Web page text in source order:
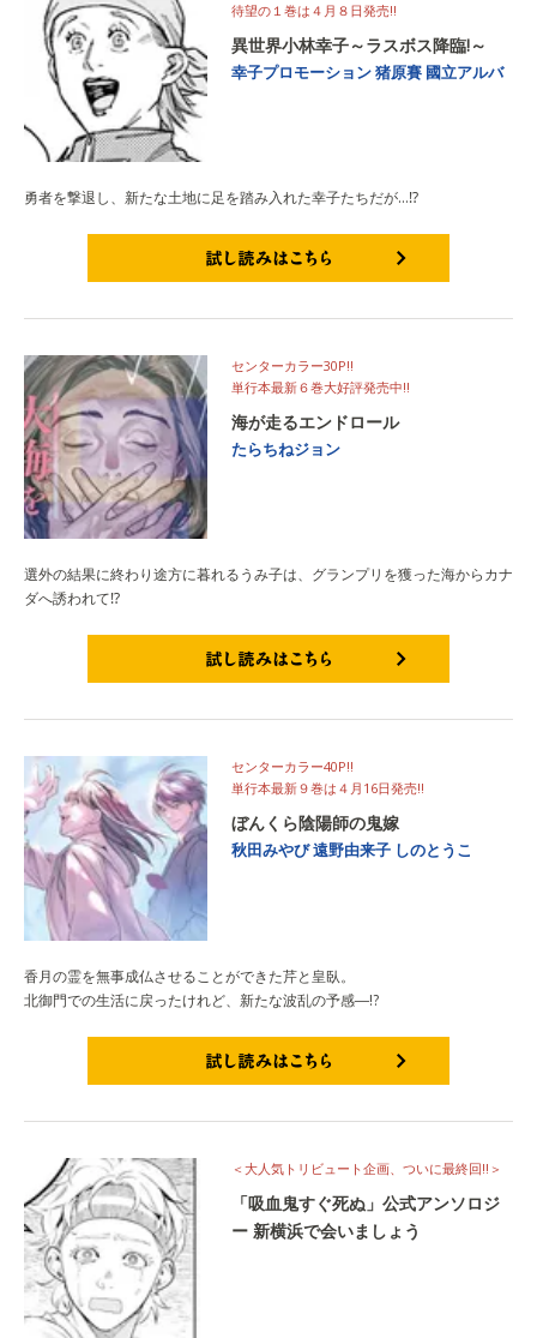
待望の１巻は４月８日発売!!
異世界小林幸子～ラスボス降臨!～
幸子プロモーション猪原賽 國立アルバ
勇者を撃退し、新たな土地に足を踏み入れた幸子たちだが…⁉
センターカラー30P!!
単行本最新６巻大好評発売中!!
海が走るエンドロール
たらちねジョン
選外の結果に終わり途方に暮れるうみ子は、グランプリを獲った海からカナ
ダへ誘われて⁉
センターカラー40P!!
単行本最新９巻は４月16日発売!!
ぼんくら陰陽師の鬼嫁
秋田みやび遠野由来子 しのとうこ
香月の霊を無事成仏させることができた芹と皇臥。
北御門での生活に戻ったけれど、新たな波乱の予感―!?
＜大人気トリビュート企画、ついに最終回!!＞
「吸血鬼すぐ死ぬ」公式アンソロジ
ー 新横浜で会いましょう